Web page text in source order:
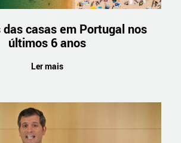
das casas em Portugal nos
últimos 6 anos
Ler mais